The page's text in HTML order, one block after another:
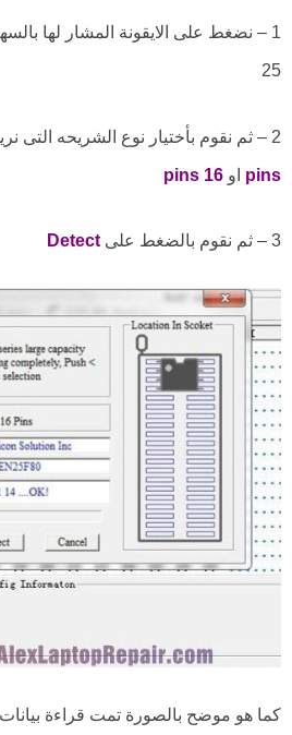
1 – نضغط على الايقونة المشار لها
25
2 – ثم نقوم بأختيار نوع الشريحه التى نريد العمل عليها ان كانت
pins او 16
pins
3 – ثم نقوم بالضغط على Detect
كما هو موضح بالصورة تمت قراءة بيانات